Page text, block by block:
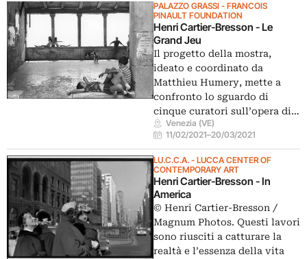
PALAZZO GRASSI - FRANCOIS
PINAULT FOUNDATION
Henri Cartier-Bresson - Le
Grand Jeu
Il progetto della mostra,
ideato e coordinato da
Matthieu Humery, mette a
confronto lo sguardo di
cinque curatori sull’opera di…
Venezia (VE)
11/02/2021–20/03/2021
LU.C.C.A. - LUCCA CENTER OF
CONTEMPORARY ART
Henri Cartier-Bresson - In
America
© Henri Cartier-Bresson /
Magnum Photos. Questi lavori
sono riusciti a catturare la
realtà e l’essenza della vita